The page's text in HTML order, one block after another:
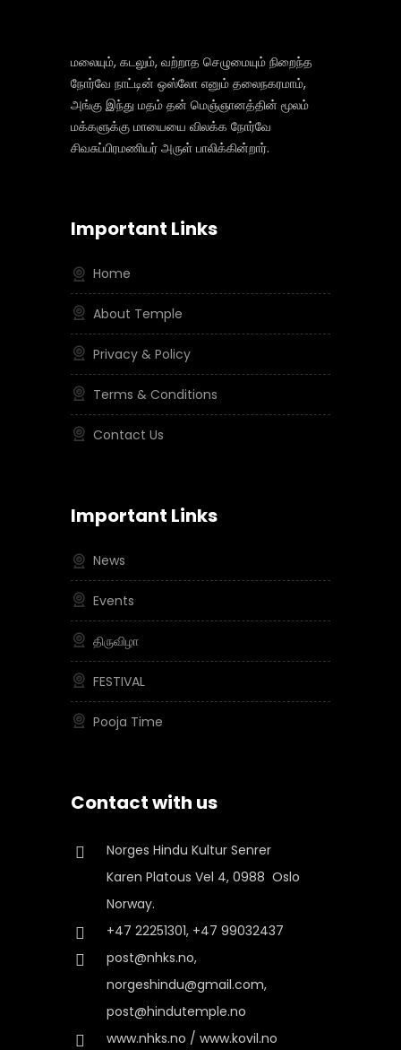
மலையும், கடலும், வற்றாத செழுமையும் நிறைந்த
நோர்வே நாட்டின் ஒஸ்லோ எனும் தலைநகரமாம்,
அங்கு இந்து மதம் தன் மெஞ்ஞானத்தின் மூலம்
மக்களுக்கு மாயையை விலக்க நோர்வே
சிவசுப்பிரமணியர் அருள் பாலிக்கின்றார்.
Important Links
Home
About Temple
Privacy & Policy
Terms & Conditions
Contact Us
Important Links
News
Events
திருவிழா
FESTIVAL
Pooja Time
Contact with us
Norges Hindu Kultur Senrer
Karen Platous Vel 4, 0988 Oslo
Norway.
+47 22251301, +47 99032437
post@nhks.no,
norgeshindu@gmail.com,
post@hindutemple.no
www.nhks.no / www.kovil.no